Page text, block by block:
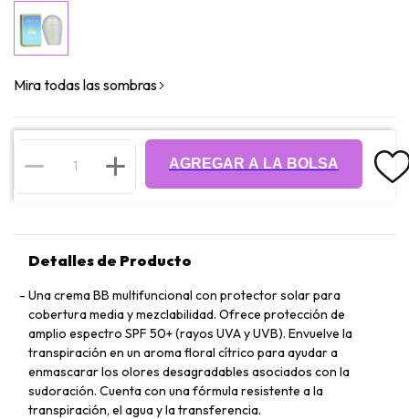
Mira todas las sombras
AGREGAR A LA BOLSA
Detalles de Producto
Una crema BB multifuncional con protector solar para
cobertura media y mezclabilidad. Ofrece protección de
amplio espectro SPF 50+ (rayos UVA y UVB). Envuelve la
transpiración en un aroma floral cítrico para ayudar a
enmascarar los olores desagradables asociados con la
sudoración. Cuenta con una fórmula resistente a la
transpiración, el agua y la transferencia.